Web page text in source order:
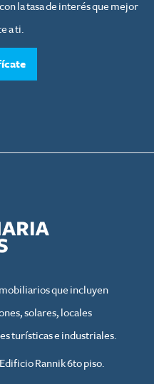
la tasa de interés que mejor
a ti.
que incluyen
solares, locales
turísticas e industriales.
Rannik 6to piso.